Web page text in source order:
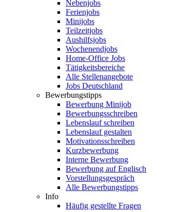
Nebenjobs
Ferienjobs
Minijobs
Teilzeitjobs
Aushilfsjobs
Wochenendjobs
Home-Office Jobs
Tätigkeitsbereiche
Alle Stellenangebote
Jobs Deutschland
Bewerbungstipps
Bewerbung Minijob
Bewerbungsschreiben
Lebenslauf schreiben
Lebenslauf gestalten
Motivationsschreiben
Kurzbewerbung
Interne Bewerbung
Bewerbung auf Englisch
Vorstellungsgespräch
Alle Bewerbungstipps
Info
Häufig gestellte Fragen